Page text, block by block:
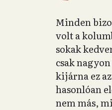
Minden
volt a
sokak
csak
kijárna ez
hasonlóan
nem más,